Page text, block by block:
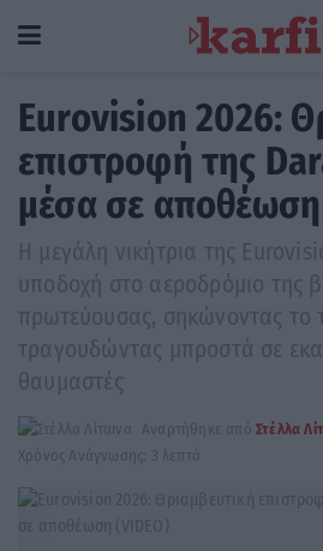
Eurovision 2026:
επιστροφή της
μέσα σε αποθέωση
Η μεγάλη νικήτρια της
υποδοχή στο αεροδρόμιο της
πρωτεύουσας, σηκώνοντας το
τραγουδώντας μπροστά σε
θαυμαστές
Αναρτήθηκε από Στέλλα
Χρόνος Ανάγνωσης: 3 λεπτά